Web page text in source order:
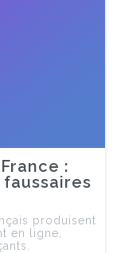
:
faussaires
produisent
en ligne,